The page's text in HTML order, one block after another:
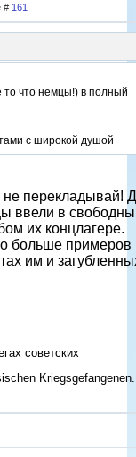
# 161
то что немцы!) в полный
с широкой душой
перекладывай!
ввели в
их концлагере.
больше примеров
им и
советских
Kriegsgefangenen.